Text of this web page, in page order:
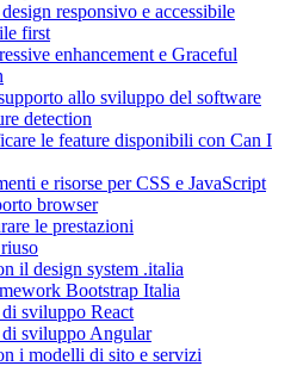
responsivo e accessibile
first
enhancement e Graceful
allo sviluppo del software
detection
le feature disponibili con Can I
e risorse per CSS e JavaScript
browser
le prestazioni
il design system .italia
Bootstrap Italia
sviluppo React
sviluppo Angular
i modelli di sito e servizi